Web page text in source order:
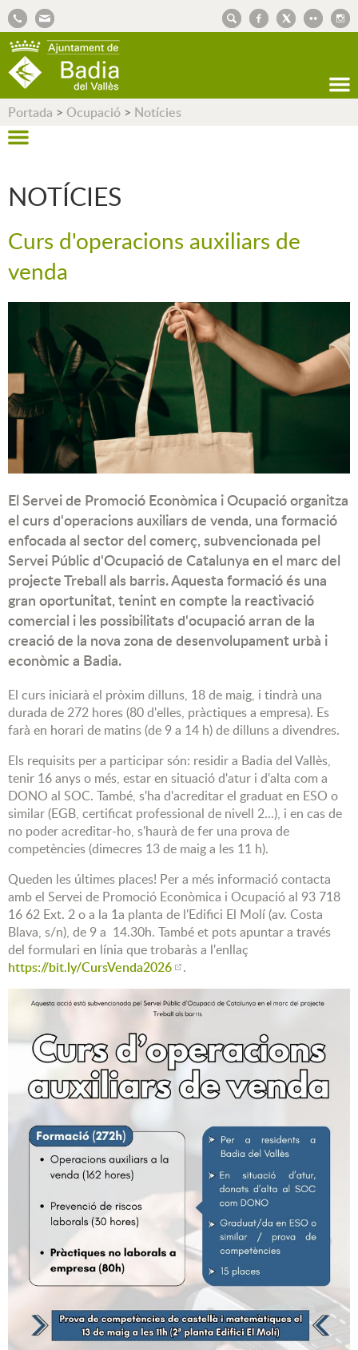
Portada > Ocupació > Notícies
NOTÍCIES
Curs d'operacions auxiliars de
venda
El Servei de Promoció Econòmica i Ocupació organitza
el curs d'operacions auxiliars de venda, una formació
enfocada al sector del comerç, subvencionada pel
Servei Públic d'Ocupació de Catalunya en el marc del
projecte Treball als barris. Aquesta formació és una
gran oportunitat, tenint en compte la reactivació
comercial i les possibilitats d'ocupació arran de la
creació de la nova zona de desenvolupament urbà i
econòmic a Badia.
El curs iniciarà el pròxim dilluns, 18 de maig, i tindrà una
durada de 272 hores (80 d'elles, pràctiques a empresa). Es
farà en horari de matins (de 9 a 14 h) de dilluns a divendres.
Els requisits per a participar són: residir a Badia del Vallès,
tenir 16 anys o més, estar en situació d'atur i d'alta com a
DONO al SOC. També, s'ha d'acreditar el graduat en ESO o
similar (EGB, certificat professional de nivell 2...), i en cas de
no poder acreditar-ho, s'haurà de fer una prova de
competències (dimecres 13 de maig a les 11 h).
Queden les últimes places! Per a més informació contacta
amb el Servei de Promoció Econòmica i Ocupació al 93 718
16 62 Ext. 2 o a la 1a planta de l'Edifici El Molí (av. Costa
Blava, s/n), de 9 a 14.30h. També et pots apuntar a través
del formulari en línia que trobaràs a l'enllaç
https://bit.ly/CursVenda2026
.